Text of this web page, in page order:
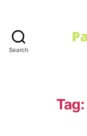
Search
Tag: